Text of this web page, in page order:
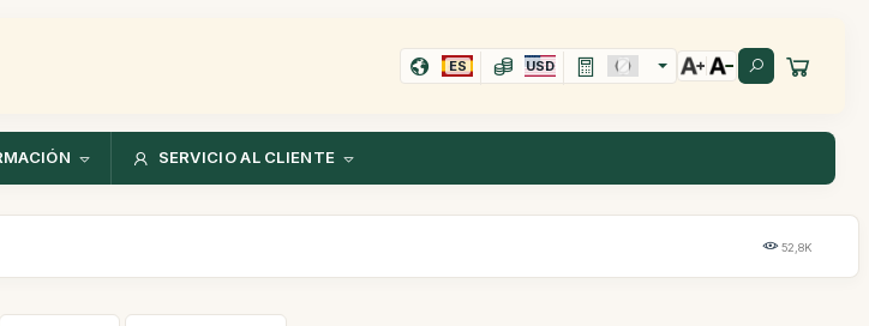
ES USD
SERVICIO AL CLIENTE
52,8K